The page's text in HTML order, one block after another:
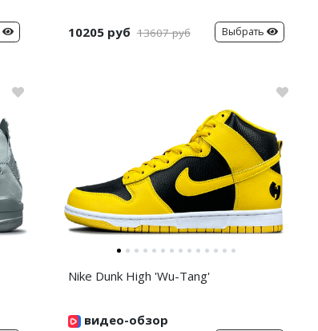
10205 руб 13607 руб Выбрать
Nike Dunk High 'Wu-Tang'
видео-обзор